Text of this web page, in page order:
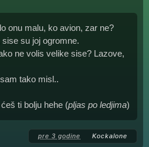
onu malu, ko avion, zar ne?
su joj ogromne.
ne volis velike sise? Lazove,
tako misl..
ti bolju hehe (pljas po ledjima)
pre 3 godine Kockalone